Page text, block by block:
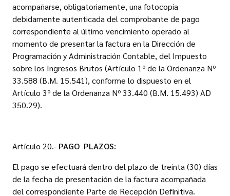
acompañarse, obligatoriamente, una fotocopia
debidamente autenticada del comprobante de pago
correspondiente al último vencimiento operado al
momento de presentar la factura en la Dirección de
Programación y Administración Contable, del Impuesto
sobre los Ingresos Brutos (Artículo 1º de la Ordenanza Nº
33.588 (B.M. 15.541), conforme lo dispuesto en el
Artículo 3º de la Ordenanza Nº 33.440 (B.M. 15.493) AD
350.29).
Artículo 20.- PAGO  PLAZOS:
El pago se efectuará dentro del plazo de treinta (30) días
de la fecha de presentación de la factura acompañada
del correspondiente Parte de Recepción Definitiva.